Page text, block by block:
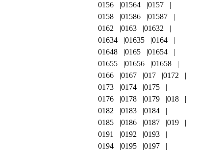
0156
01564
0157
0158
01586
01587
0162
0163
01632
01634
01635
0164
01648
0165
01654
01655
01656
01658
0166
0167 017
0172
0173
0174
0175
0176
0178 0179
018
0182
0183
0184
0185
0186 0187
019
0191
0192
0193
0194
0195
0197